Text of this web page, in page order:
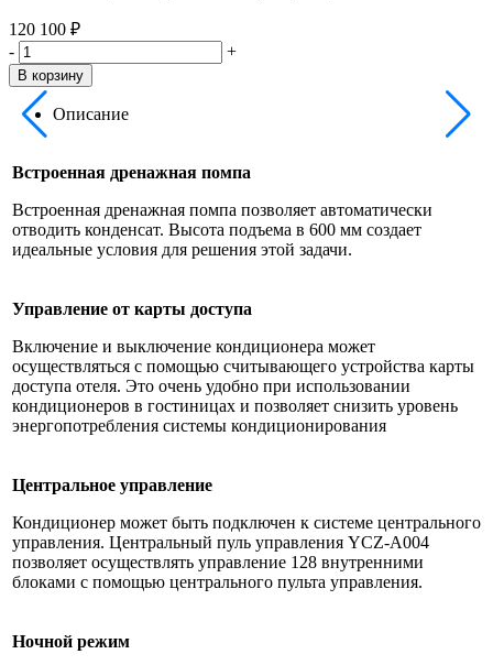
120 100 ₽
-
+
В корзину
Описание
Встроенная дренажная помпа
Встроенная дренажная помпа позволяет автоматически
отводить конденсат. Высота подъема в 600 мм создает
идеальные условия для решения этой задачи.
Управление от карты доступа
Включение и выключение кондиционера может
осуществляться с помощью считывающего устройства карты
доступа отеля. Это очень удобно при использовании
кондиционеров в гостиницах и позволяет снизить уровень
энергопотребления системы кондиционирования
Центральное управление
Кондиционер может быть подключен к системе центрального
управления. Центральный пуль управления YCZ-A004
позволяет осуществлять управление 128 внутренними
блоками с помощью центрального пульта управления.
Ночной режим